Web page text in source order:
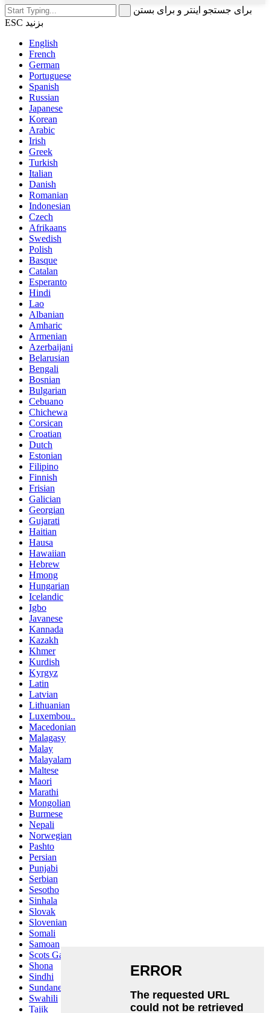
برای جستجو اینتر و برای بستن
ESC بزنید
English
French
German
Portuguese
Spanish
Russian
Japanese
Korean
Arabic
Irish
Greek
Turkish
Italian
Danish
Romanian
Indonesian
Czech
Afrikaans
Swedish
Polish
Basque
Catalan
Esperanto
Hindi
Lao
Albanian
Amharic
Armenian
Azerbaijani
Belarusian
Bengali
Bosnian
Bulgarian
Cebuano
Chichewa
Corsican
Croatian
Dutch
Estonian
Filipino
Finnish
Frisian
Galician
Georgian
Gujarati
Haitian
Hausa
Hawaiian
Hebrew
Hmong
Hungarian
Icelandic
Igbo
Javanese
Kannada
Kazakh
Khmer
Kurdish
Kyrgyz
Latin
Latvian
Lithuanian
Luxembou..
Macedonian
Malagasy
Malay
Malayalam
Maltese
Maori
Marathi
Mongolian
Burmese
Nepali
Norwegian
Pashto
Persian
Punjabi
Serbian
Sesotho
Sinhala
Slovak
Slovenian
Somali
Samoan
Scots Gaelic
Shona
Sindhi
Sundanese
Swahili
Tajik